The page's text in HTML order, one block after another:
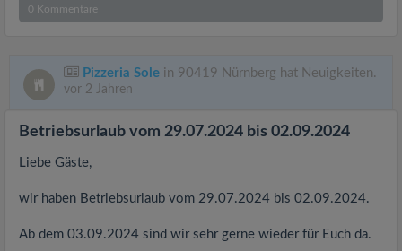
0 Kommentare
Pizzeria Sole in 90419 Nürnberg hat Neuigkeiten.
vor 2 Jahren
Betriebsurlaub vom 29.07.2024 bis 02.09.2024
Liebe Gäste,
wir haben Betriebsurlaub vom 29.07.2024 bis 02.09.2024.
Ab dem 03.09.2024 sind wir sehr gerne wieder für Euch da.